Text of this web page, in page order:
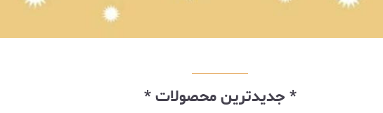
* جدیدترین محصولات *